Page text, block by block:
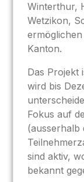
Winterthur,
Wetzikon,
Kanton.
Das Projekt
wird bis
Fokus auf
(ausserhalb
sind aktiv,
bekannt